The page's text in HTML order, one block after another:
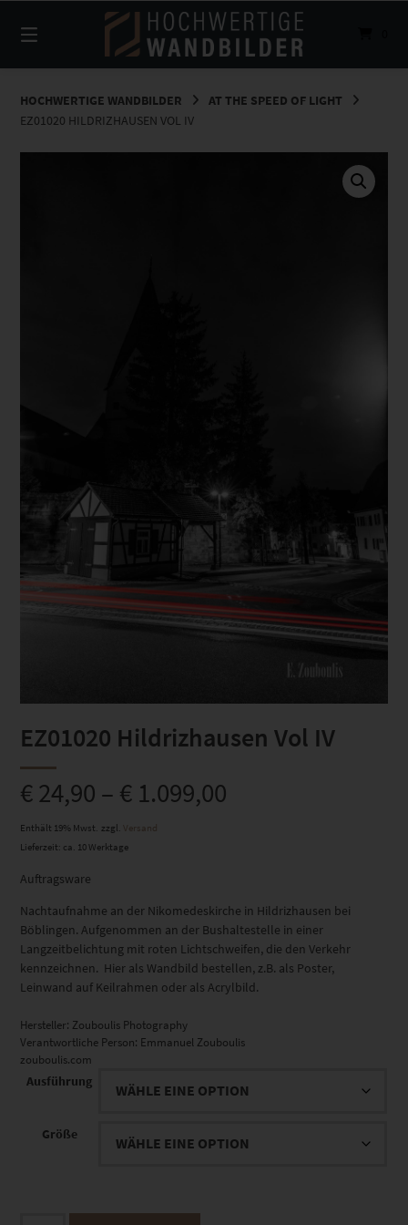
zum
Inhalt
HOCHWERTIGE WANDBILDER
AT THE SPEED OF LIGHT
EZ01020 HILDRIZHAUSEN VOL IV
EZ01020 Hildrizhausen Vol IV
€24,90 – € 1.099,00
Enthält 19% Mwst. zzgl. Versand
Lieferzeit: ca. 10 Werktage
Auftragsware
Nachtaufnahme an der Nikomedeskirche in Hildrizhausen bei
Böblingen. Aufgenommen an der Bushaltestelle in einer
Langzeitbelichtung mit roten Lichtschweifen, die den Verkehr
kennzeichnen. Hier als Wandbild bestellen, z.B. als Poster,
Leinwand auf Keilrahmen oder als Acrylbild.
Hersteller: Zouboulis Photography
Verantwortliche Person: Emmanuel Zouboulis
zouboulis.com
Ausführung
Größe